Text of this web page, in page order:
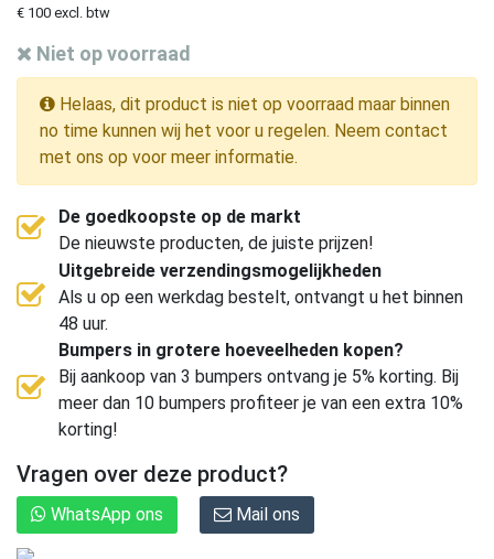
€ 100 excl. btw
Niet op voorraad
Helaas, dit product is niet op voorraad maar binnen
no time kunnen wij het voor u regelen. Neem contact
met ons op voor meer informatie.
De goedkoopste op de markt
De nieuwste producten, de juiste prijzen!
Uitgebreide verzendingsmogelijkheden
Als u op een werkdag bestelt, ontvangt u het binnen
48 uur.
Bumpers in grotere hoeveelheden kopen?
Bij aankoop van 3 bumpers ontvang je 5% korting. Bij
meer dan 10 bumpers profiteer je van een extra 10%
korting!
Vragen over deze product?
WhatsApp ons Mail ons